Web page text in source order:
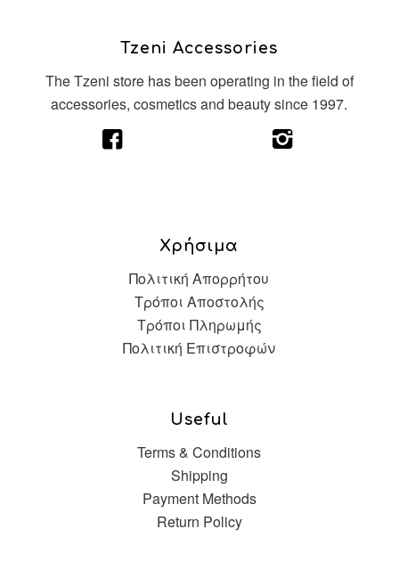
Tzeni Accessories
The Tzeni store has been operating in the field of
accessories, cosmetics and beauty since 1997.
Χρήσιμα
Πολιτική Απορρήτου
Τρόποι Αποστολής
Τρόποι Πληρωμής
Πολιτική Επιστροφών
Useful
Terms & Conditions
Shipping
Payment Methods
Return Policy